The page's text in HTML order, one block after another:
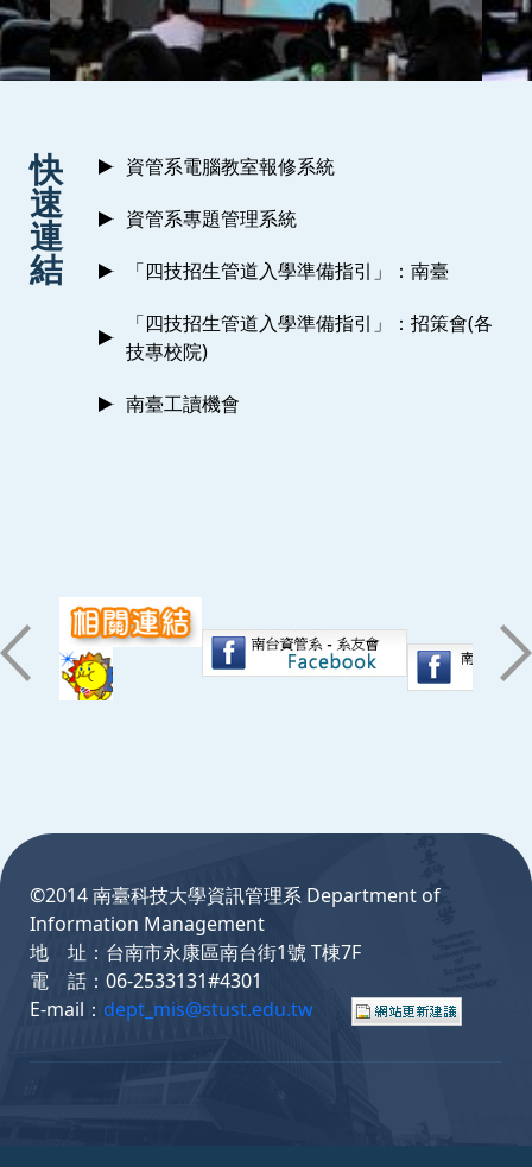
快
速
連
結
資管系電腦教室報修系統
資管系專題管理系統
「四技招生管道入學準備指引」：南臺
「四技招生管道入學準備指引」：招策會(各
技專校院)
南臺工讀機會
©2014 南臺科技大學資訊管理系 Department of
Information Management
地 址：台南市永康區南台街1號 T棟7F
電 話：06-2533131#4301
E-mail： dept_mis@stust.edu.tw